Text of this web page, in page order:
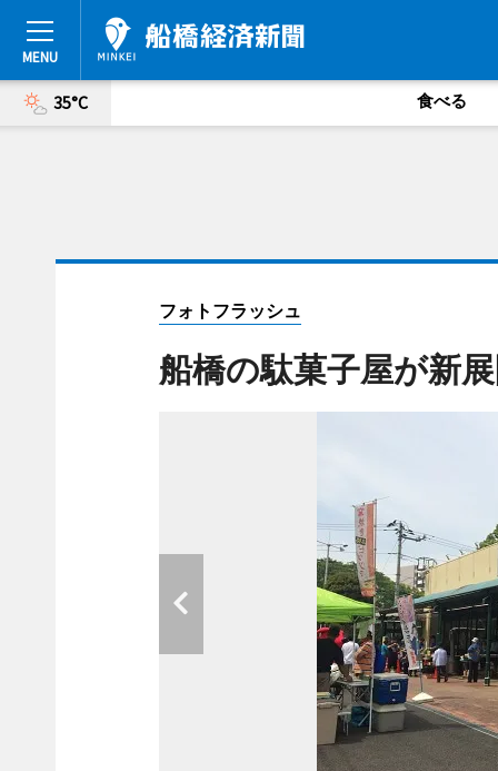
35°C 食べる
フォトフラッシュ
船橋の駄菓子屋が新